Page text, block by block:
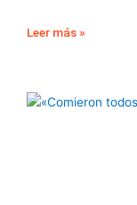
Leer más »